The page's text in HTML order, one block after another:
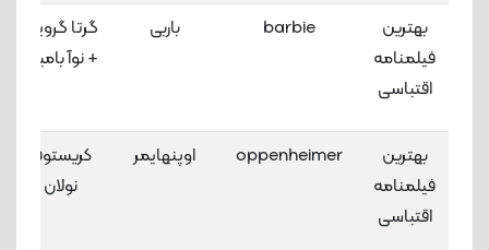
بهترین
فیلمنامه
اقتباسی
barbie باربی
گرتا گرویگ
+ نوآ بامبک
بهترین
فیلمنامه
اقتباسی
oppenheimer اوپنهایمر
کریستوفر
نولان